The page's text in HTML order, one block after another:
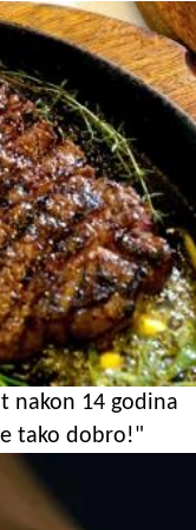
nakon 14 godina
tako dobro!"